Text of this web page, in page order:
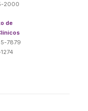
2000
de
7879